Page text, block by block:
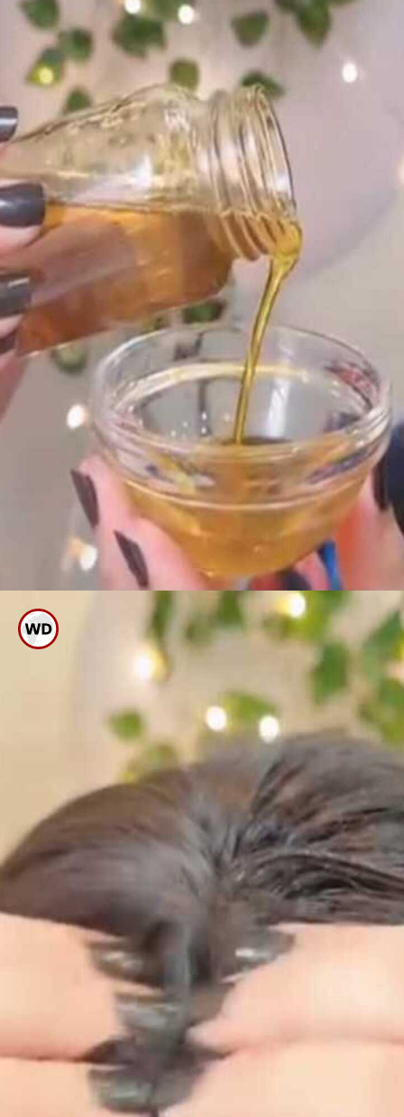
ಈಗ ಇದನ್ನು ಒಂದು ಗಾಳಿಯಾಡದ
ಪಾತ್ರೆಯಲ್ಲಿ ಹಾಕಿಡಿ